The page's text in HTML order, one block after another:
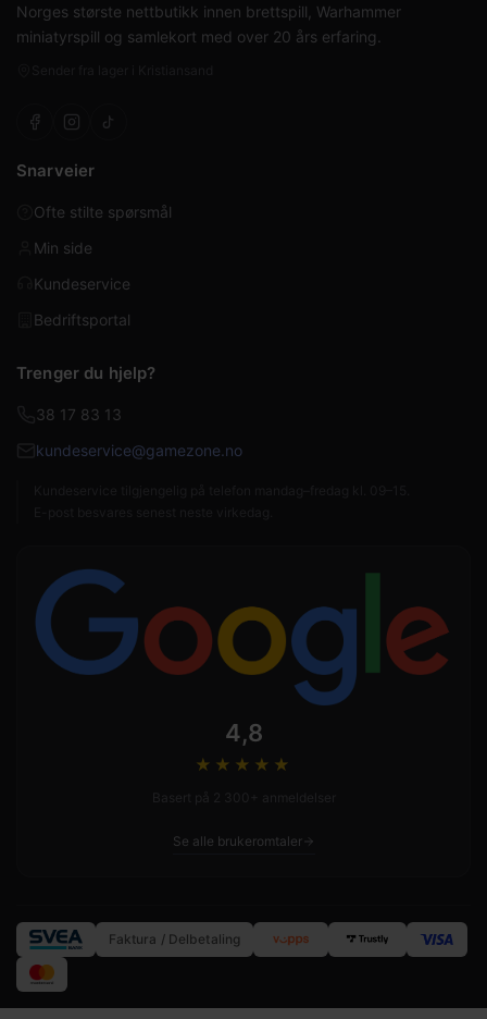
Norges største nettbutikk innen brettspill, Warhammer
miniatyrspill og samlekort med over 20 års erfaring.
Snarveier
Ofte stilte spørsmål
Min side
Kundeservice
Bedriftsportal
Trenger du hjelp?
38 17 83 13
kundeservice@gamezone.no
4,8
★★★★ ★
Se alle brukeromtaler
Faktura / Delbetaling